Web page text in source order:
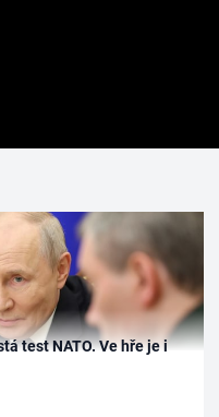
test NATO. Ve hře je i